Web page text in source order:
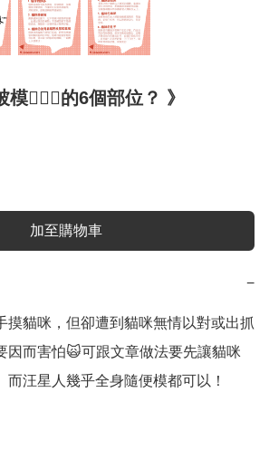
模💆🏻‍♀️的6個部位？ 》
加至購物車
−
摸貓咪，但卻遭到貓咪無情以對或出抓
因而害怕🙀可跟文章做法要先讓貓咪
而汪星人幾乎全身隨便模都可以！